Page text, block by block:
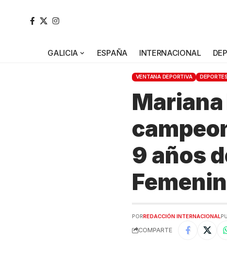
GALICIA ESPAÑA INTERNACIONAL
VENTANA DEPORTIVA DEPORTES
9 años
PORREDACCIÓN INTERNACIONAL
COMPARTE